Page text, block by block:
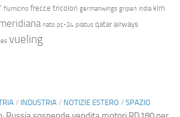
fiumicino frecce tricolori germanwings gripen india klm
nato pc-24 pilatus qatar airways
vueling
/ INDUSTRIA / NOTIZIE ESTERO / SPAZIO